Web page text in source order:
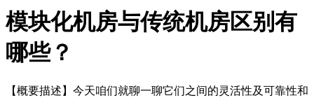
模块化机房与传统机房区别有
哪些？
【概要描述】 今天咱们就聊一聊它们之间的灵活性及可靠性和